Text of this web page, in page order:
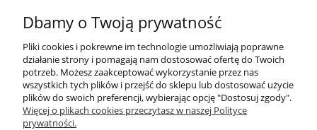
Statuetka szklana 'Straż Pożarna' 265mm
CG02A/FIR
Cena:60,00 zł Dostępność:1
Dbamy o Twoją prywatność
Pliki cookies i pokrewne im technologie umożliwiają poprawne
działanie strony i pomagają nam dostosować ofertę do Twoich
potrzeb. Możesz zaakceptować wykorzystanie przez nas
wszystkich tych plików i przejść do sklepu lub dostosować użycie
plików do swoich preferencji, wybierając opcję "Dostosuj zgody".
Więcej o plikach cookies przeczytasz w naszej Polityce
prywatności.